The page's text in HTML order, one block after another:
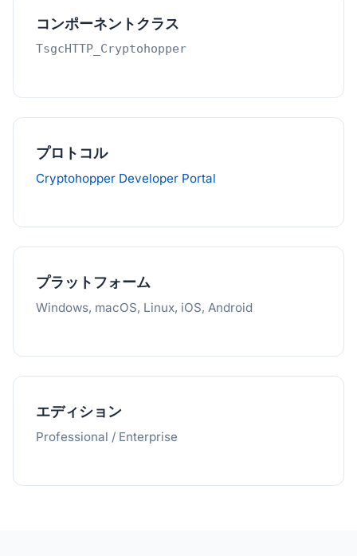
コンポーネントクラス
TsgcHTTP_Cryptohopper
プロトコル
Cryptohopper Developer Portal
プラットフォーム
Windows, macOS, Linux, iOS, Android
エディション
Professional / Enterprise